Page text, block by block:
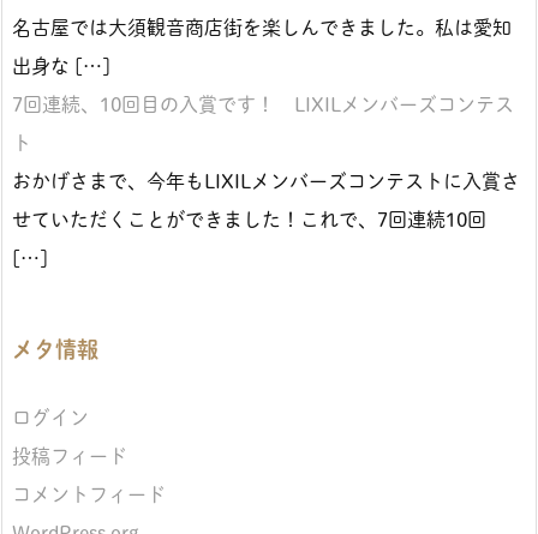
名古屋では大須観音商店街を楽しんできました。私は愛知
出身な […]
7回連続、10回目の入賞です！ LIXILメンバーズコンテス
ト
おかげさまで、今年もLIXILメンバーズコンテストに入賞さ
せていただくことができました！これで、7回連続10回
[…]
メタ情報
ログイン
投稿フィード
コメントフィード